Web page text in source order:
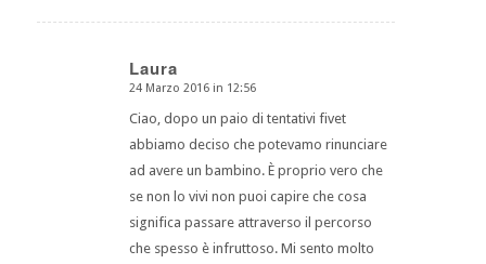
Laura
dice:
24 Marzo 2016 in 12:56
Ciao, dopo un paio di tentativi fivet
abbiamo deciso che potevamo rinunciare
ad avere un bambino. È proprio vero che
se non lo vivi non puoi capire che cosa
significa passare attraverso il percorso
che spesso è infruttoso. Mi sento molto